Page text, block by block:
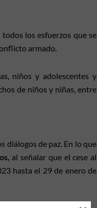
los esfuerzos que se
armado.
niños y adolescentes y
de niños y niñas, entre
diálogos de paz. En lo que
al señalar que el cese al
hasta el 29 de enero de